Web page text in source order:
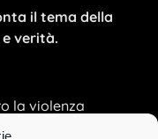
il tema della
verità.
la violenza
– Progetto